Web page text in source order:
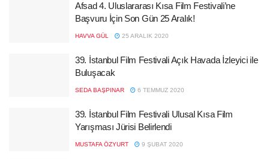
Afsad 4. Uluslararası Kısa Film Festivali’ne
Başvuru İçin Son Gün 25 Aralık!
HAVVA GÜL 25 ARALIK 2020
39. İstanbul Film Festivali Açık Havada İzleyici ile
Buluşacak
SEDA BAŞPINAR 6 TEMMUZ 2020
39. İstanbul Film Festivali Ulusal Kısa Film
Yarışması Jürisi Belirlendi
MUSTAFA ÖZYURT 9 ŞUBAT 2020